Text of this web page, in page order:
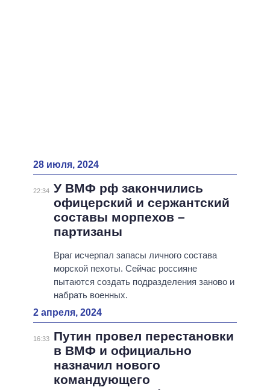
28 июля, 2024
22:34 У ВМФ рф закончились
офицерский и сержантский
составы морпехов –
партизаны
Враг исчерпал запасы личного состава
морской пехоты. Сейчас россияне
пытаются создать подразделения заново и
набрать военных.
2 апреля, 2024
16:33
Путин провел перестановки
в ВМФ и официально
назначил нового
командующего